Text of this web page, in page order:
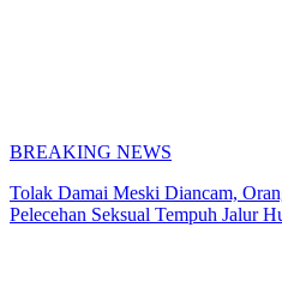
BREAKING NEWS
Tolak Damai Meski Diancam,
Pelecehan Seksual Tempuh Jalur